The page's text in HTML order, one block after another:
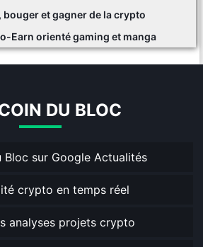
bouger et gagner de la crypto
Earn orienté gaming et manga
DU BLOC
Bloc sur Google Actualités
crypto en temps réel
analyses projets crypto